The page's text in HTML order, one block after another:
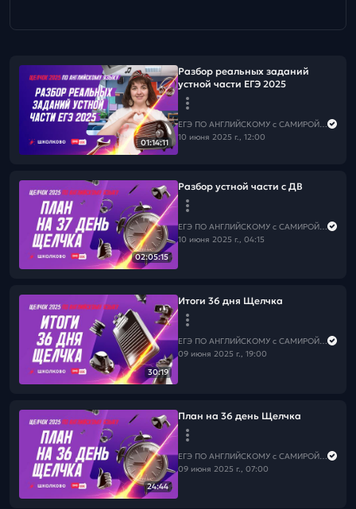
01:14:11
Разбор реальных заданий
устной части ЕГЭ 2025
ЕГЭ ПО АНГЛИЙСКОМУ с САМИРОЙ COOLешовой
10 июня 2025 г., 12:00
02:05:15
Разбор устной части с ДВ
ЕГЭ ПО АНГЛИЙСКОМУ с САМИРОЙ COOLешовой
10 июня 2025 г., 04:15
30:19
Итоги 36 дня Щелчка
ЕГЭ ПО АНГЛИЙСКОМУ с САМИРОЙ COOLешовой
09 июня 2025 г., 19:00
24:44
План на 36 день Щелчка
ЕГЭ ПО АНГЛИЙСКОМУ с САМИРОЙ COOLешовой
09 июня 2025 г., 07:00